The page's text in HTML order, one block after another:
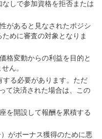
しで参加資格を拒否または
があると見なされたポジシ
めに審査の対象となりま
格変動からの利益を目的と
ん。
する必要があります。ただ
て決済された場合は、この
を開設して報酬を累積する
がボーナス獲得のために悪